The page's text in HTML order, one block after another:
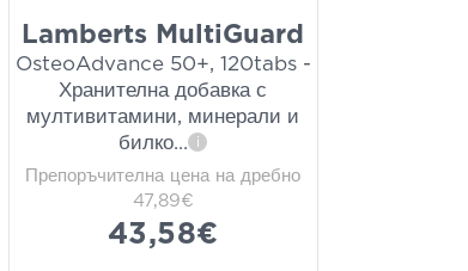
Lamberts MultiGuard
OsteoAdvance 50+, 120tabs -
Хранителна добавка с
мултивитамини, минерали и
билко... i
Препоръчителна цена на дребно
47,89€
43,58€